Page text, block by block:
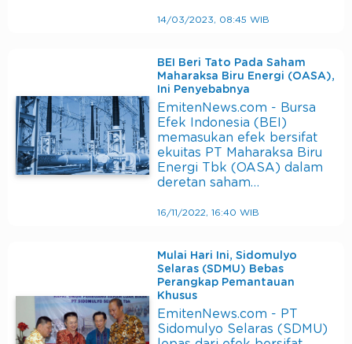
14/03/2023, 08:45 WIB
BEI Beri Tato Pada Saham
Maharaksa Biru Energi (OASA),
Ini Penyebabnya
EmitenNews.com - Bursa
Efek Indonesia (BEI)
memasukan efek bersifat
ekuitas PT Maharaksa Biru
Energi Tbk (OASA) dalam
deretan saham…
16/11/2022, 16:40 WIB
Mulai Hari Ini, Sidomulyo
Selaras (SDMU) Bebas
Perangkap Pemantauan
Khusus
EmitenNews.com - PT
Sidomulyo Selaras (SDMU)